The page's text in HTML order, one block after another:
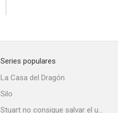
Series populares
La Casa del Dragón
Silo
Stuart no consigue salvar el universo